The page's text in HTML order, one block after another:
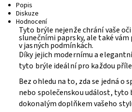
Popis
Diskuze
Hodnocení
Tyto brýle nejenže chrání vaše
slunečními paprsky, ale také
v jasných podmínkách.
Díky jejich modernímu a
tyto brýle ideální pro každou
Bez ohledu na to, zda se jedná o
nebo společenskou událost, tyto
dokonalým doplňkem vašeho